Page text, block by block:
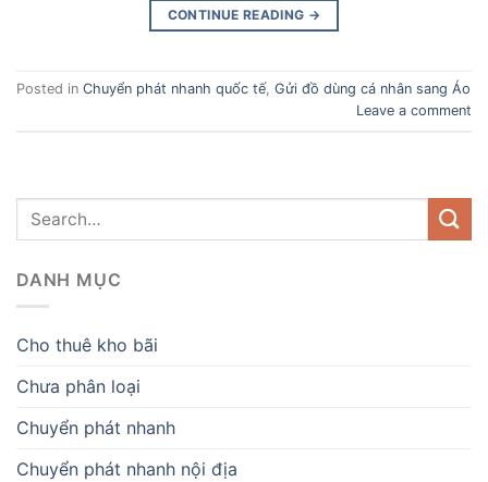
CONTINUE READING →
Posted in Chuyển phát nhanh quốc tế, Gửi đồ dùng cá nhân sang Áo
Leave a comment
DANH MỤC
Cho thuê kho bãi
Chưa phân loại
Chuyển phát nhanh
Chuyển phát nhanh nội địa